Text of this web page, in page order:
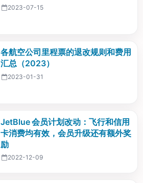
2023-07-15
各航空公司里程票的退改规则和费用
汇总（2023）
2023-01-31
JetBlue 会员计划改动：飞行和信用
卡消费均有效，会员升级还有额外奖
励
2022-12-09